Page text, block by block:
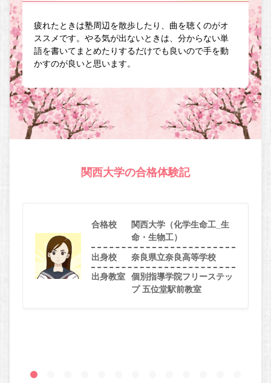
疲れたときは塾周辺を散歩したり、曲を聴くのがオ
ススメです。やる気が出ないときは、分からない単
語を書いてまとめたりするだけでも良いので手を動
かすのが良いと思います。
関西大学の合格体験記
合格校
関西大学（化学生命工_生
命・生物工）
出身校 奈良県立奈良高等学校
出身教室
個別指導学院フリーステッ
プ 五位堂駅前教室